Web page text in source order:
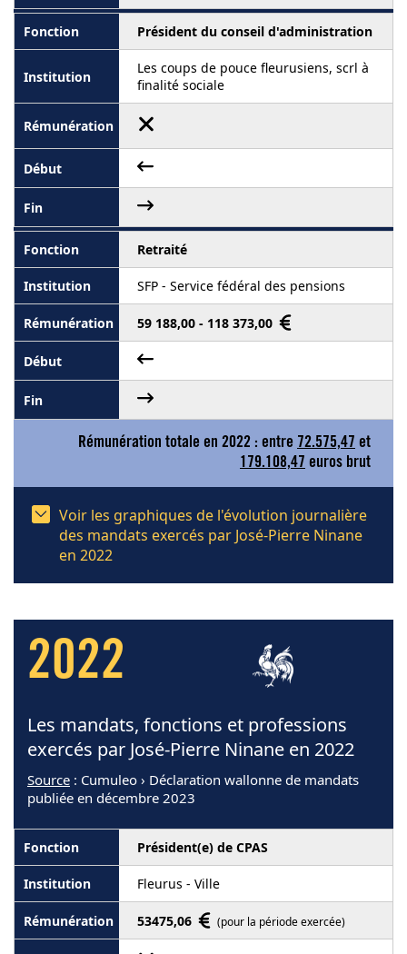
Président du conseil d'administration
Les coups de pouce fleurusiens, scrl à
finalité sociale
Retraité
SFP - Service fédéral des pensions
59 188,00 - 118 373,00
Rémunération totale en 2022 : entre 72.575,47 et
179.108,47 euros brut
Voir les graphiques de l'évolution journalière
des mandats exercés par José-Pierre Ninane
en 2022
2022
Les mandats, fonctions et professions
exercés par José-Pierre Ninane en 2022
Source : Cumuleo › Déclaration wallonne de mandats
publiée en décembre 2023
Président(e) de CPAS
Fleurus - Ville
53475,06 (pour la période exercée)